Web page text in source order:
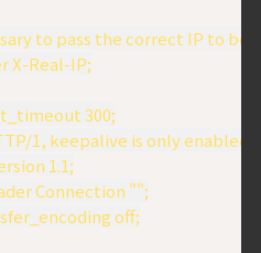
to pass the correct IP to
X-Real-IP;
300;
HTTP/1, keepalive is only
1.1;
Connection "";
off;